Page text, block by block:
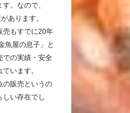
。なので、
あります。
売もすでに20年
魚屋の息子」と
での実績・安全
います。
の販売というの
しい存在でし